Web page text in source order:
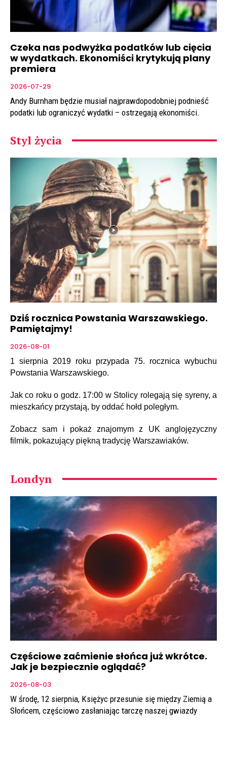
Czeka nas podwyżka podatków lub cięcia
w wydatkach. Ekonomiści krytykują plany
premiera
2026-07-29
Andy Burnham będzie musiał najprawdopodobniej podnieść
podatki lub ograniczyć wydatki – ostrzegają ekonomiści.
Styl życia
Dziś rocznica Powstania Warszawskiego.
Pamiętajmy!
2026-08-01
1 sierpnia 2019 roku przypada 75. rocznica wybuchu
Powstania Warszawskiego.
Jak co roku o godz. 17:00 w Stolicy rolegają się syreny, a
mieszkańcy przystają, by oddać hołd poległym.
Zobacz sam i pokaż znajomym z UK anglojęzyczny
filmik, pokazujący piękną tradycję Warszawiaków.
Londyn
Częściowe zaćmienie słońca już wkrótce.
Jak je bezpiecznie oglądać?
2026-08-03
W środę, 12 sierpnia, Księżyc przesunie się między Ziemią a
Słońcem, częściowo zasłaniając tarczę naszej gwiazdy